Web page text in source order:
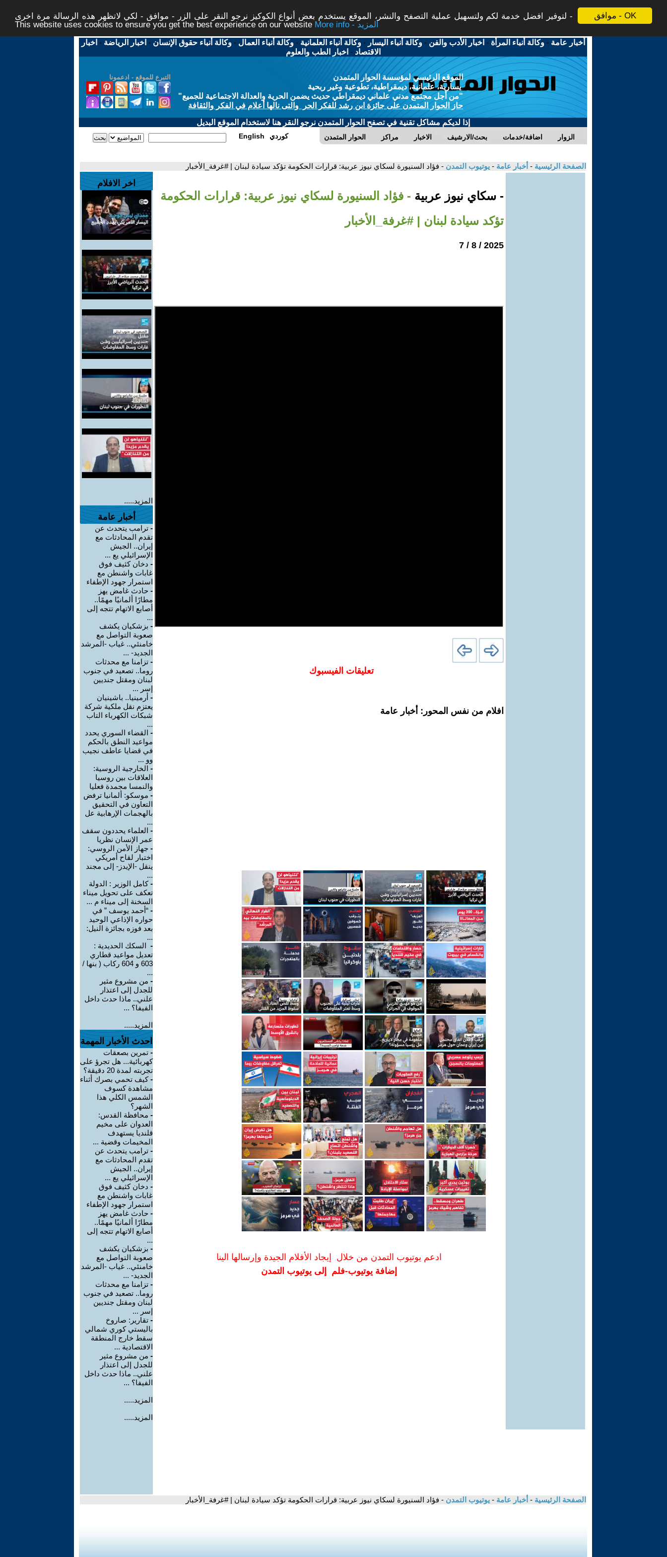
موافق - OK
لتوفير افضل خدمة لكم ولتسهيل عملية التصفح والنشر، الموقع يستخدم بعض أنواع الكوكيز نرجو النقر على الزر - موافق - لكي لاتظهر هذه الرسالة مرة اخرى -
This website uses cookies to ensure you get the best experience on our website
More info - المزيد
أخبار عامة -وكالة أنباء المرأة - اخبار الأدب والفن -وكالة أنباء اليسار -وكالة أنباء العلمانية -وكالة أنباء العمال -وكالة أنباء حقوق الإنسان - اخبار الرياضة - اخبار
الاقتصاد - اخبار الطب والعلوم
التبرع للموقع - ادعمونا
الموقع الرئيسي لمؤسسة الحوار المتمدن
يسارية، علمانية، ديمقراطية، تطوعية وغير ربحية
"من أجل مجتمع مدني علماني ديمقراطي حديث يضمن الحرية والعدالة الاجتماعية للجميع"
حاز الحوار المتمدن على جائزة ابن رشد للفكر الحر والتى نالها أعلام في الفكر والثقافة
إذا لديكم مشاكل تقنية في تصفح الحوار المتمدن نرجو النقر هنا لاستخدام الموقع البديل
الحوار المتمدن مراكز الاخبار بحث/الارشيف اضافة/خدمات الزوار English كوردي
الصفحة الرئيسية - أخبار عامة - يوتيوب التمدن - فؤاد السنيورة لسكاي نيوز عربية: قرارات الحكومة تؤكد سيادة لبنان | #غرفة_الأخبار
- سكاي نيوز عربية - فؤاد السنيورة لسكاي نيوز عربية: قرارات الحكومة
تؤكد سيادة لبنان | #غرفة_الأخبار
2025 / 8 / 7
تعليقات الفيسبوك
افلام من نفس المحور: أخبار عامة
ادعم يوتيوب التمدن من خلال إيجاد الأفلام الجيدة وإرسالها الينا
إضافة يوتيوب-فلم إلى يوتيوب التمدن
اخر الافلام
المزيد.....
أخبار عامة
- ترامب يتحدث عن
تقدم المحادثات مع
إيران.. الجيش
الإسرائيلي يع ...
- دخان كثيف فوق
غابات واشنطن مع
استمرار جهود الإطفاء
- حادث غامض يهز
مطارًا ألمانيًا مهمًا..
أصابع الاتهام تتجه إلى
...
- بزشكيان يكشف
صعوبة التواصل مع
خامنئي.. غياب -المرشد
الجديد- ...
- تزامنا مع محدثات
روما.. تصعيد في جنوب
لبنان ومقتل جنديين
إسر ...
- أرمينيا.. باشينيان
يعتزم نقل ملكية شركة
شبكات الكهرباء التاب
...
- القضاء السوري يحدد
مواعيد النطق بالحكم
في قضايا عاطف نجيب
وو ...
- الخارجية الروسية:
العلاقات بين روسيا
والنمسا مجمدة فعليا
- موسكو: ألمانيا ترفض
التعاون في التحقيق
بالهجمات الإرهابية عل
...
- العلماء يحددون سقف
عمر الإنسان نظريا
- جهاز الأمن الروسي:
اختبار لقاح أمريكي
ينقل -الإيدز- إلى مجند
...
-كامل الوزير : الدولة
تعكف على تحويل ميناء
السخنة إلى ميناء م ...
- “أحمد يوسف ” في
حواره الإذاعي الوحيد
بعد فوزه بجائزة النيل:
...
- السكك الحديدية :
تعديل مواعيد قطاري
603 و 604 ركاب ( بنها /
...
- من مشروع مثير
للجدل إلى اعتذار
علني.. ماذا حدث داخل
الفيفا؟ ...
المزيد.....
احدث الأخبار المهمة
- تمرين بصعقات
كهربائية... هل تجرؤ على
تجربته لمدة 20 دقيقة؟
-كيف تحمي بصرك أثناء
مشاهدة كسوف
الشمس الكلي هذا
الشهر؟
- محافظة القدس:
العدوان على مخيم
قلنديا يستهدف
المخيمات وقضية ...
- ترامب يتحدث عن
تقدم المحادثات مع
إيران.. الجيش
الإسرائيلي يع ...
- دخان كثيف فوق
غابات واشنطن مع
استمرار جهود الإطفاء
- حادث غامض يهز
مطارًا ألمانيًا مهمًا..
أصابع الاتهام تتجه إلى
...
- بزشكيان يكشف
صعوبة التواصل مع
خامنئي.. غياب -المرشد
الجديد- ...
- تزامنا مع محدثات
روما.. تصعيد في جنوب
لبنان ومقتل جنديين
إسر ...
- تقارير: صاروخ
باليستي كوري شمالي
سقط خارج المنطقة
الاقتصادية ...
- من مشروع مثير
للجدل إلى اعتذار
علني.. ماذا حدث داخل
الفيفا؟ ...
المزيد.....
المزيد.....
الصفحة الرئيسية - أخبار عامة - يوتيوب التمدن - فؤاد السنيورة لسكاي نيوز عربية: قرارات الحكومة تؤكد سيادة لبنان | #غرفة_الأخبار